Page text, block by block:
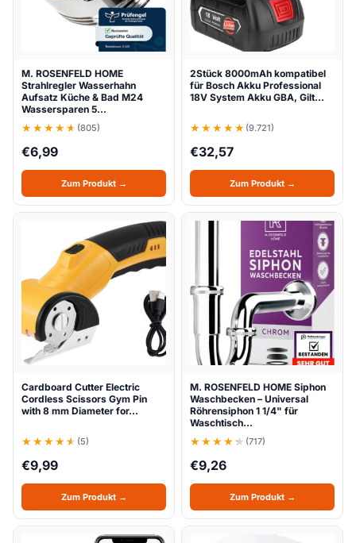
M. ROSENFELD HOME
Strahlregler Wasserhahn
Aufsatz Küche & Bad M24
Wassersparen 5…
(805)
€6,99
Zum Produkt →
2Stück 8000mAh kompatibel
für Bosch Akku Professional
18V System Akku GBA, Gilt…
(9.721)
€32,57
Zum Produkt →
Cardboard Cutter Electric
Cordless Scissors Gym Pin
with 8 mm Diameter for…
(5)
€9,99
Zum Produkt →
M. ROSENFELD HOME Siphon
Waschbecken – Universal
Röhrensiphon 1 1/4" für
Waschtisch…
(717)
€9,26
Zum Produkt →